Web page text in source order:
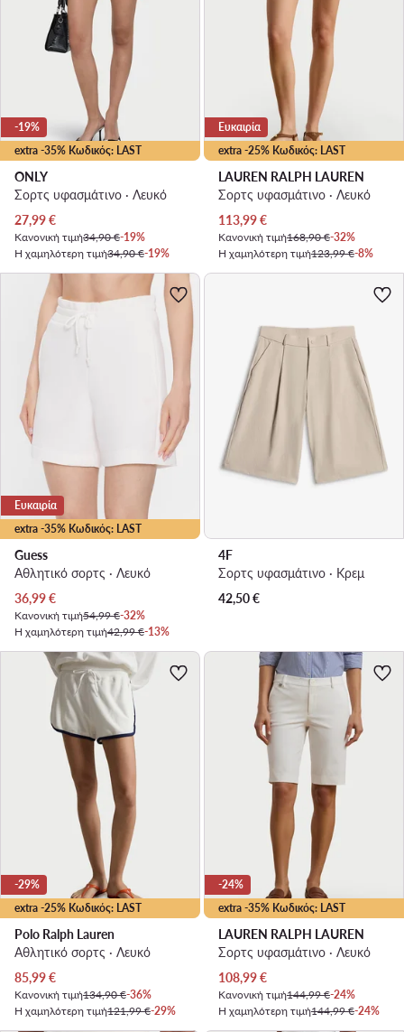
extra -35% Κωδικός: LAST
-19%
ONLY
Σορτς υφασμάτινο · Λευκό
Τρέχουσα τιμή
27,99€
Κανονική τιμή34,90 €-19%
Η χαμηλότερη τιμή34,90 €-19%
extra -25% Κωδικός: LAST
Ευκαιρία
LAUREN RALPH LAUREN
Σορτς υφασμάτινο · Λευκό
Τρέχουσα τιμή
113,99€
Κανονική τιμή168,90 €-32%
Η χαμηλότερη τιμή123,99 €-8%
extra -35% Κωδικός: LAST
Ευκαιρία
Guess
Αθλητικό σορτς · Λευκό
Τρέχουσα τιμή
36,99€
Κανονική τιμή54,99 €-32%
Η χαμηλότερη τιμή42,99 €-13%
4F
Σορτς υφασμάτινο · Κρεμ
42,50€
extra -25% Κωδικός: LAST
-29%
Polo Ralph Lauren
Αθλητικό σορτς · Λευκό
Τρέχουσα τιμή
85,99€
Κανονική τιμή134,90 €-36%
Η χαμηλότερη τιμή121,99 €-29%
extra -35% Κωδικός: LAST
-24%
LAUREN RALPH LAUREN
Σορτς υφασμάτινο · Λευκό
Τρέχουσα τιμή
108,99€
Κανονική τιμή144,99 €-24%
Η χαμηλότερη τιμή144,99 €-24%